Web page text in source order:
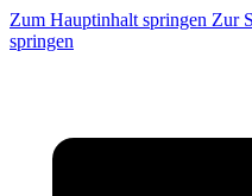
Zum Hauptinhalt springen Zur
springen